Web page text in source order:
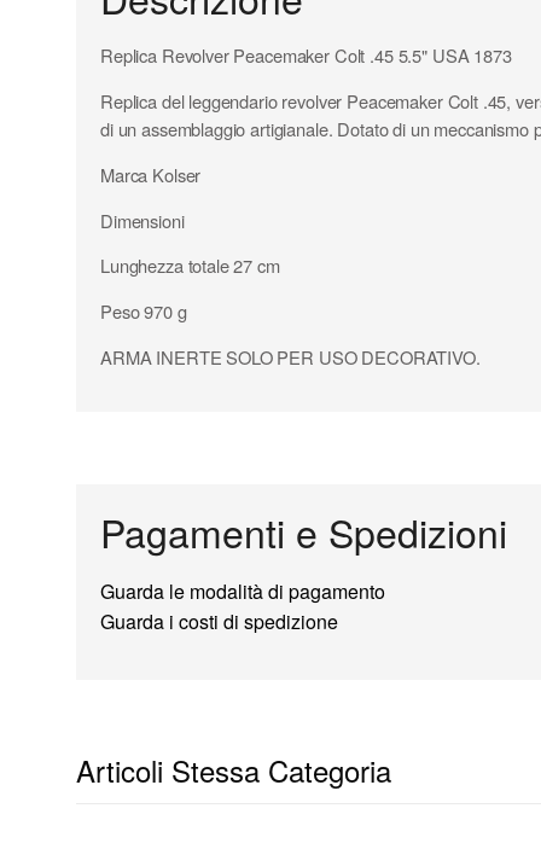
Replica Revolver Peacemaker Colt .45 5.5" USA 1873
Replica del leggendario revolver Peacemaker Colt .45,
di un assemblaggio artigianale. Dotato di un
Marca Kolser
Dimensioni
Lunghezza totale 27 cm
Peso 970 g
ARMA INERTE SOLO PER USO DECORATIVO.
Pagamenti e Spedizioni
Guarda le modalità di pagamento
Guarda i costi di spedizione
Articoli Stessa Categoria